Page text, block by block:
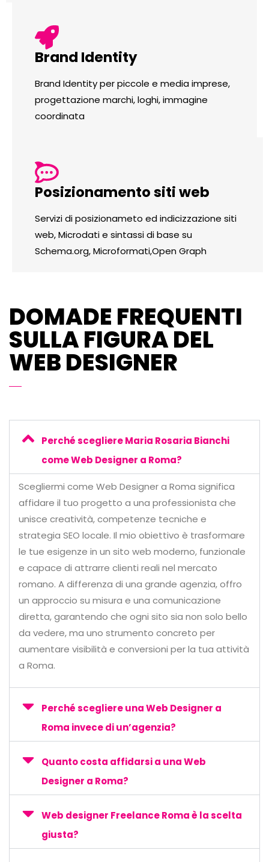
Brand Identity
Brand Identity per piccole e media imprese,
progettazione marchi, loghi, immagine
coordinata
Posizionamento siti web
Servizi di posizionameto ed indicizzazione siti
web, Microdati e sintassi di base su
Schema.org, Microformati,Open Graph
DOMADE FREQUENTI
SULLA FIGURA DEL
WEB DESIGNER
Perché scegliere Maria Rosaria Bianchi
come Web Designer a Roma?
Scegliermi come Web Designer a Roma significa
affidare il tuo progetto a una professionista che
unisce creatività, competenze tecniche e
strategia SEO locale. Il mio obiettivo è trasformare
le tue esigenze in un sito web moderno, funzionale
e capace di attrarre clienti reali nel mercato
romano. A differenza di una grande agenzia, offro
un approccio su misura e una comunicazione
diretta, garantendo che ogni sito sia non solo bello
da vedere, ma uno strumento concreto per
aumentare visibilità e conversioni per la tua attività
a Roma.
Perché scegliere una Web Designer a
Roma invece di un’agenzia?
Quanto costa affidarsi a una Web
Designer a Roma?
Web designer Freelance Roma è la scelta
giusta?